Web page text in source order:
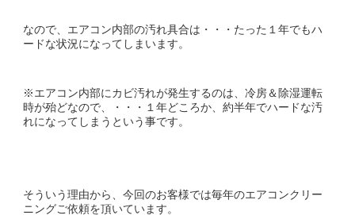
なので、エアコン内部の汚れ具合は・・・たった１年でもハ
ードな状況になってしまいます。
※エアコン内部にカビ汚れが発生するのは、冷房＆除湿運転
時が殆どなので、・・・１年どころか、約半年でハードな汚
れになってしまうという事です。
そういう理由から、今回のお客様では毎年のエアコンクリー
ニングご依頼を頂いています。